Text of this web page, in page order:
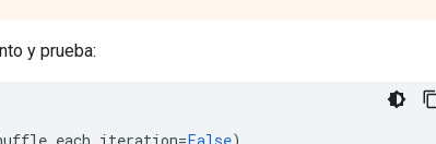
y prueba: